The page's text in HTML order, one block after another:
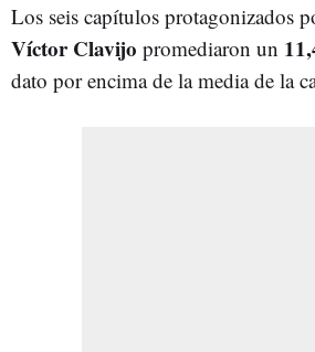
Los seis capítulos protagonizados
Víctor Clavijo promediaron un
dato por encima de la media de la